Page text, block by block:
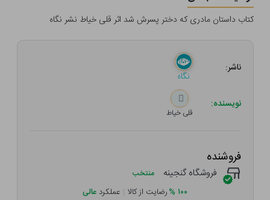
کتاب داستان مادری که دختر پسرش شد اثر قلی خیاط نشر نگاه
ناشر:
نگاه
نویسنده:
قلی خیاط
فروشنده
فروشگاه گنجینه منتخب
۱۰۰ %رضایت از کالا | عملکرد عالی